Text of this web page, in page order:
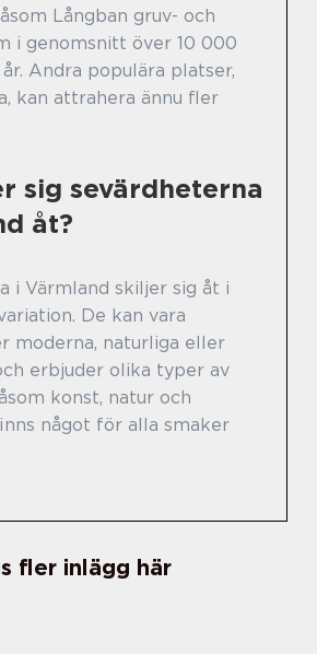
Långban gruv- och
i genomsnitt över 10 000
Andra populära platser,
kan attrahera ännu fler
sig sevärdheterna
åt?
i Värmland skiljer sig åt i
De kan vara
moderna, naturliga eller
erbjuder olika typer av
konst, natur och
något för alla smaker
fler inlägg här